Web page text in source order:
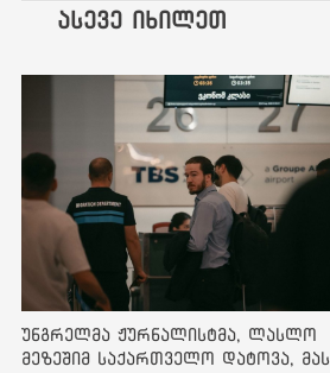
ასევე იხილეთ
უნგრელმა ჟურნალისტმა, ლასლო
მეზეშიმ საქართველო დატოვა, მას